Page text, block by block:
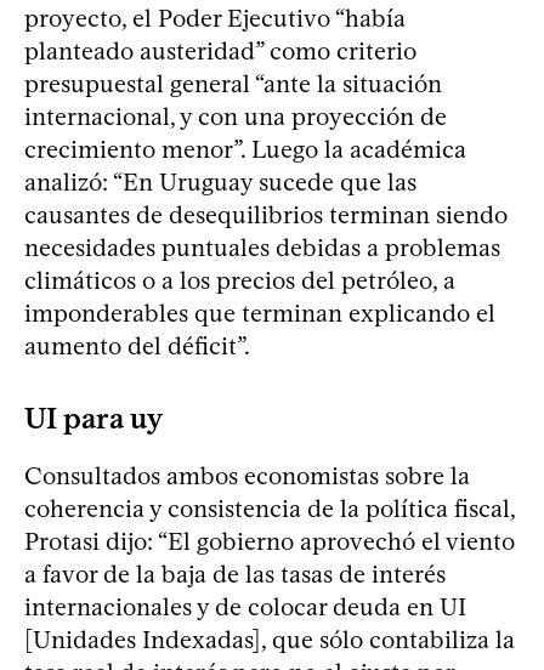
proyecto, el Poder Ejecutivo “había
planteado austeridad” como criterio
presupuestal general “ante la situación
internacional, y con una proyección de
crecimiento menor”. Luego la académica
analizó: “En Uruguay sucede que las
causantes de desequilibrios terminan siendo
necesidades puntuales debidas a problemas
climáticos o a los precios del petróleo, a
imponderables que terminan explicando el
aumento del déficit”.
UI para uy
Consultados ambos economistas sobre la
coherencia y consistencia de la política fiscal,
Protasi dijo: “El gobierno aprovechó el viento
a favor de la baja de las tasas de interés
internacionales y de colocar deuda en UI
[Unidades Indexadas], que sólo contabiliza la